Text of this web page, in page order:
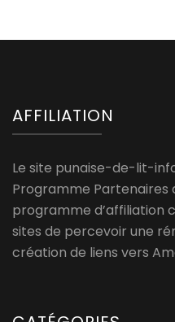
AFFILIATION
Le site punaise-de-lit-
Programme Partenaires
programme d’affiliation
sites de percevoir une
création de liens vers